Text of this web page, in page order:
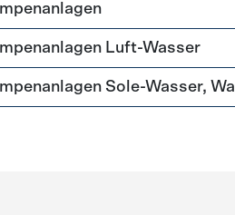
Luft-Wasser
Sole-Wasser,